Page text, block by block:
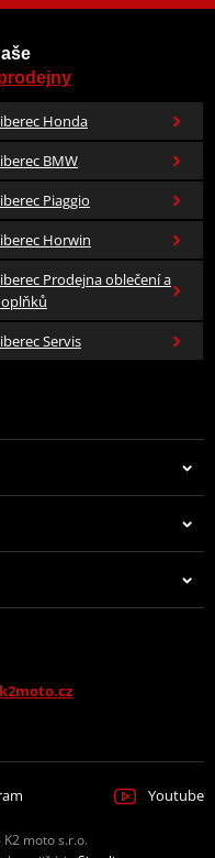
Honda
BMW
Piaggio
Horwin
Prodejna oblečení a
Servis
Youtube
moto s.r.o.